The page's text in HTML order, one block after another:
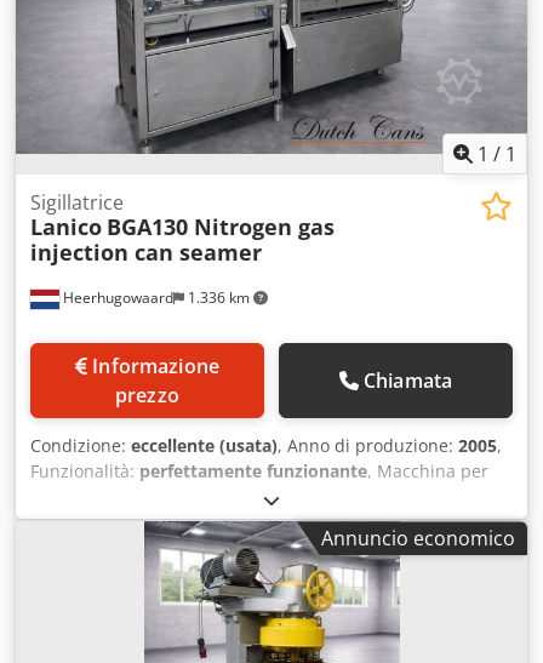
1 / 1
Heerhugowaard 1.336 km
Sigillatrice
Lanico BGA130 Nitrogen gas
injection can seamer
prezzo
Chiamata
Condizione: eccellente (usata), Anno di produzione: 2005,
Funzionalità: perfettamente funzionante, Macchina per
iniezione di gas e chiusura per il lavaggio con azoto di
lattine tonde per polvere e caffè. Specifiche tecniche come
da produttore originale: - Gamma diametri: 56 mm – 86
mm - Gamma altezze: 45 mm – 200 mm Credpfx Asw I Ax
Renmef - Capacità produttiva: fino a 50 lattine al minuto -
Numero di teste di fumigazione: 10 - Numero di teste di
aggraffatura: 1
Annuncio economico